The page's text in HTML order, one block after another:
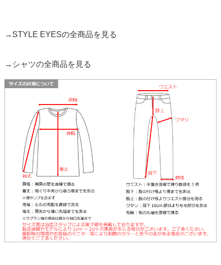
→STYLE EYESの全商品を見る
→シャツの全商品を見る